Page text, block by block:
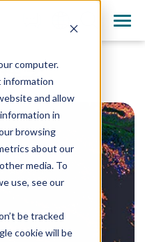
computer.
information
and allow
in
browsing
about our
media. To
use, see our
be tracked
cookie will be
学